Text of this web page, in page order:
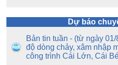
Dự báo
Bản tin tuần - (từ ngày
độ dòng chảy, xâm nhập
công trình Cái Lớn, Cái